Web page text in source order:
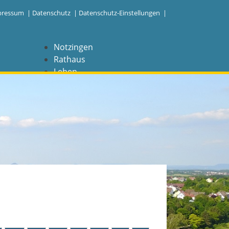
| Datenschutz | Datenschutz-Einstellungen |
Notzingen
Rathaus
Leben
NAVIGATION